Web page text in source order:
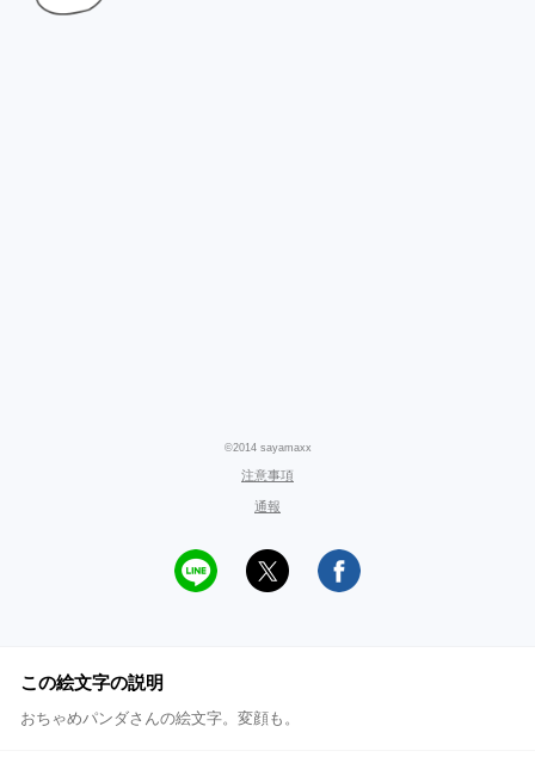
©2014 sayamaxx
注意事項
通報
この絵文字の説明
おちゃめパンダさんの絵文字。変顔も。